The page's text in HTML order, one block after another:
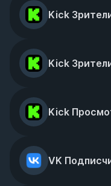
Kick
Kick
Kick
VK